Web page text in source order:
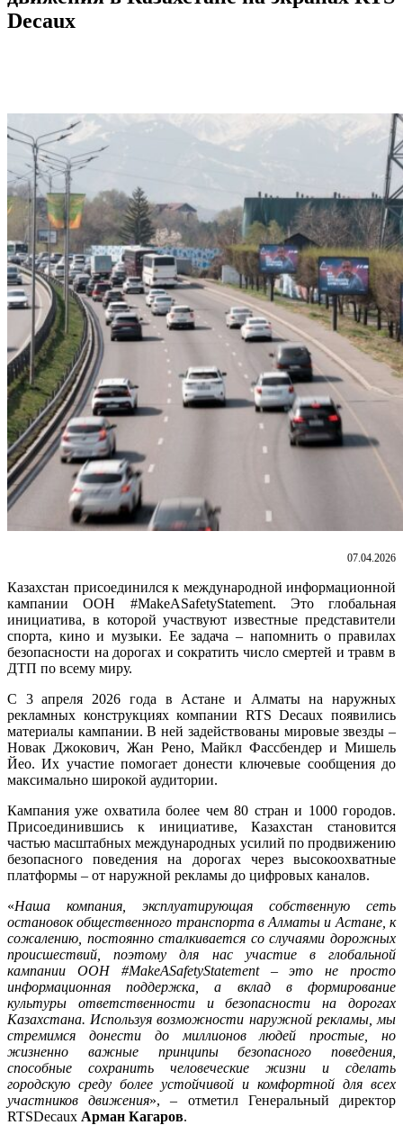
Decaux
07.04.2026
Казахстан присоединился к международной информационной
кампании ООН #MakeASafetyStatement. Это глобальная
инициатива, в которой участвуют известные представители
спорта, кино и музыки. Ее задача – напомнить о правилах
безопасности на дорогах и сократить число смертей и травм в
ДТП по всему миру.
С 3 апреля 2026 года в Астане и Алматы на наружных
рекламных конструкциях компании RTS Decaux появились
материалы кампании. В ней задействованы мировые звезды –
Новак Джокович, Жан Рено, Майкл Фассбендер и Мишель
Йео. Их участие помогает донести ключевые сообщения до
максимально широкой аудитории.
Кампания уже охватила более чем 80 стран и 1000 городов.
Присоединившись к инициативе, Казахстан становится
частью масштабных международных усилий по продвижению
безопасного поведения на дорогах через высокоохватные
платформы – от наружной рекламы до цифровых каналов.
«Наша компания, эксплуатирующая собственную сеть
остановок общественного транспорта в Алматы и Астане, к
сожалению, постоянно сталкивается со случаями дорожных
происшествий, поэтому для нас участие в глобальной
кампании ООН #MakeASafetyStatement – это не просто
информационная поддержка, а вклад в формирование
культуры ответственности и безопасности на дорогах
Казахстана. Используя возможности наружной рекламы, мы
стремимся донести до миллионов людей простые, но
жизненно важные принципы безопасного поведения,
способные сохранить человеческие жизни и сделать
городскую среду более устойчивой и комфортной для всех
участников движения», – отметил Генеральный директор
RTSDecaux Арман Кагаров.